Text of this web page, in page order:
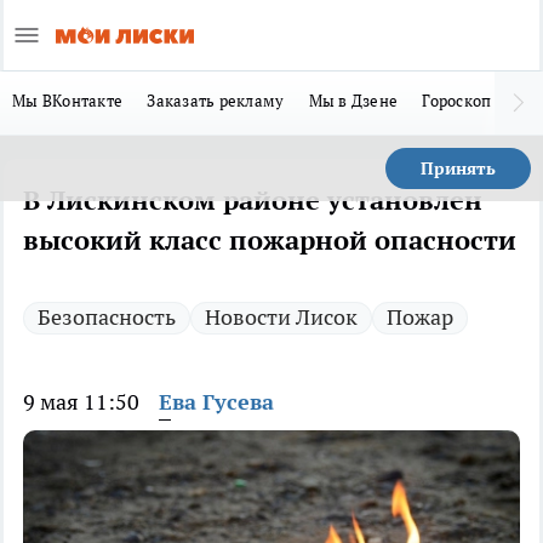
Мы ВКонтакте Заказать рекламу Мы в Дзене Гороскоп
Принять
В Лискинском районе установлен
высокий класс пожарной опасности
Безопасность Новости Лисок Пожар
9 мая 11:50 Ева Гусева